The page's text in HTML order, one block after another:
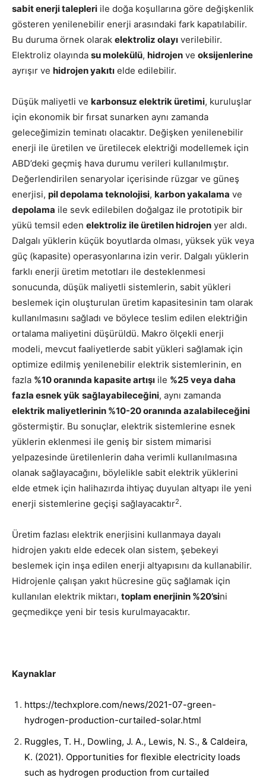
sabit enerji talepleri ile doğa koşullarına göre değişkenlik
gösteren yenilenebilir enerji arasındaki fark kapatılabilir.
Bu duruma örnek olarak elektroliz olayı verilebilir.
Elektroliz olayında su molekülü, hidrojen ve oksijenlerine
ayrışır ve hidrojen yakıtı elde edilebilir.
Düşük maliyetli ve karbonsuz elektrik üretimi, kuruluşlar
için ekonomik bir fırsat sunarken aynı zamanda
geleceğimizin teminatı olacaktır. Değişken yenilenebilir
enerji ile üretilen ve üretilecek elektriği modellemek için
ABD’deki geçmiş hava durumu verileri kullanılmıştır.
Değerlendirilen senaryolar içerisinde rüzgar ve güneş
enerjisi, pil depolama teknolojisi, karbon yakalama ve
depolama ile sevk edilebilen doğalgaz ile prototipik bir
yükü temsil eden elektroliz ile üretilen hidrojen yer aldı.
Dalgalı yüklerin küçük boyutlarda olması, yüksek yük veya
güç (kapasite) operasyonlarına izin verir. Dalgalı yüklerin
farklı enerji üretim metotları ile desteklenmesi
sonucunda, düşük maliyetli sistemlerin, sabit yükleri
beslemek için oluşturulan üretim kapasitesinin tam olarak
kullanılmasını sağladı ve böylece teslim edilen elektriğin
ortalama maliyetini düşürüldü. Makro ölçekli enerji
modeli, mevcut faaliyetlerde sabit yükleri sağlamak için
optimize edilmiş yenilenebilir elektrik sistemlerinin, en
fazla %10 oranında kapasite artışı ile %25 veya daha
fazla esnek yük sağlayabileceğini, aynı zamanda
elektrik maliyetlerinin %10-20 oranında azalabileceğini
göstermiştir. Bu sonuçlar, elektrik sistemlerine esnek
yüklerin eklenmesi ile geniş bir sistem mimarisi
yelpazesinde üretilenlerin daha verimli kullanılmasına
olanak sağlayacağını, böylelikle sabit elektrik yüklerini
elde etmek için halihazırda ihtiyaç duyulan altyapı ile yeni
enerji sistemlerine geçişi sağlayacaktır2.
Üretim fazlası elektrik enerjisini kullanmaya dayalı
hidrojen yakıtı elde edecek olan sistem, şebekeyi
beslemek için inşa edilen enerji altyapısını da kullanabilir.
Hidrojenle çalışan yakıt hücresine güç sağlamak için
kullanılan elektrik miktarı, toplam enerjinin %20’sini
geçmedikçe yeni bir tesis kurulmayacaktır.
Kaynaklar
https://techxplore.com/news/2021-07-green-
hydrogen-production-curtailed-solar.html
Ruggles, T. H., Dowling, J. A., Lewis, N. S., & Caldeira,
K. (2021). Opportunities for flexible electricity loads
such as hydrogen production from curtailed